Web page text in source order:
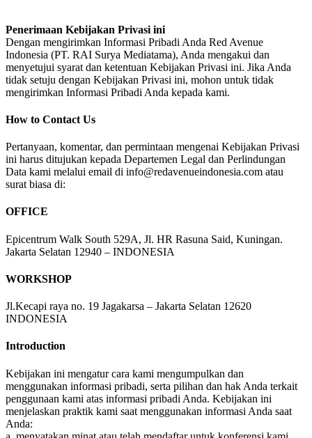
Penerimaan Kebijakan Privasi ini
Dengan mengirimkan Informasi Pribadi Anda Red Avenue
Indonesia (PT. RAI Surya Mediatama), Anda mengakui dan
menyetujui syarat dan ketentuan Kebijakan Privasi ini. Jika Anda
tidak setuju dengan Kebijakan Privasi ini, mohon untuk tidak
mengirimkan Informasi Pribadi Anda kepada kami.
How to Contact Us
Pertanyaan, komentar, dan permintaan mengenai Kebijakan Privasi
ini harus ditujukan kepada Departemen Legal dan Perlindungan
Data kami melalui email di info@redavenueindonesia.com atau
surat biasa di:
OFFICE
Epicentrum Walk South 529A, Jl. HR Rasuna Said, Kuningan.
Jakarta Selatan 12940 – INDONESIA
WORKSHOP
Jl.Kecapi raya no. 19 Jagakarsa – Jakarta Selatan 12620
INDONESIA
Introduction
Kebijakan ini mengatur cara kami mengumpulkan dan
menggunakan informasi pribadi, serta pilihan dan hak Anda terkait
penggunaan kami atas informasi pribadi Anda. Kebijakan ini
menjelaskan praktik kami saat menggunakan informasi Anda saat
Anda: